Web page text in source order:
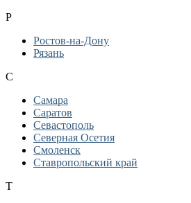
Р
Ростов-на-Дону
Рязань
С
Самара
Саратов
Севастополь
Северная Осетия
Смоленск
Ставропольский край
Т